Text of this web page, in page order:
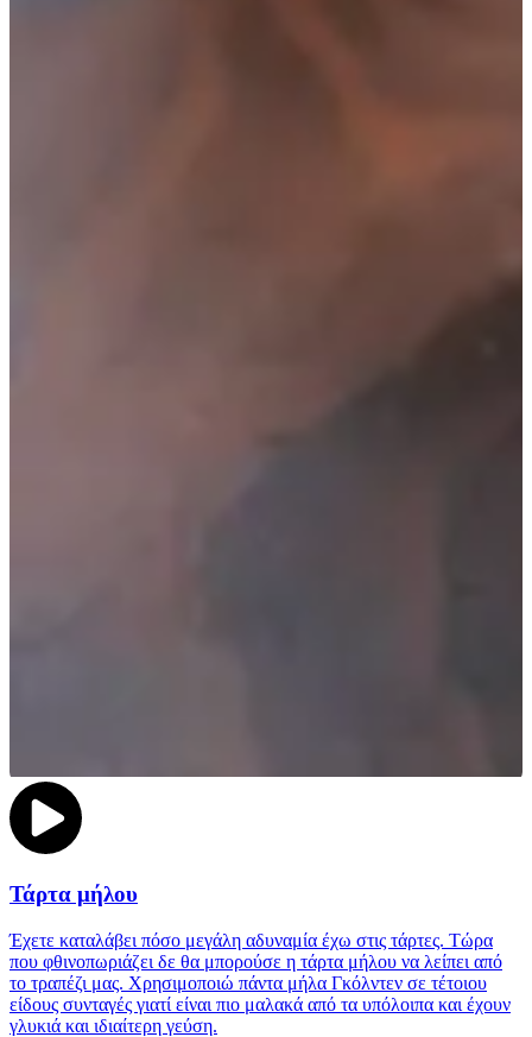
Τάρτα μήλου
Έχετε καταλάβει πόσο μεγάλη αδυναμία έχω στις τάρτες. Τώρα
που φθινοπωριάζει δε θα μπορούσε η τάρτα μήλου να λείπει από
το τραπέζι μας. Χρησιμοποιώ πάντα μήλα Γκόλντεν σε τέτοιου
είδους συνταγές γιατί είναι πιο μαλακά από τα υπόλοιπα και έχουν
γλυκιά και ιδιαίτερη γεύση.